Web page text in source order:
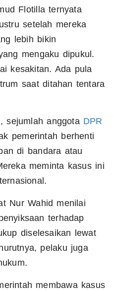
Flotilla ternyata
setelah mereka
lebih bikin
mengaku dipukul.
kesakitan. Ada pula
saat ditahan tentara
sejumlah anggota DPR
pemerintah berhenti
di bandara atau
meminta kasus ini
Nur Wahid menilai
terhadap
diselesaikan lewat
pelaku juga
membawa kasus